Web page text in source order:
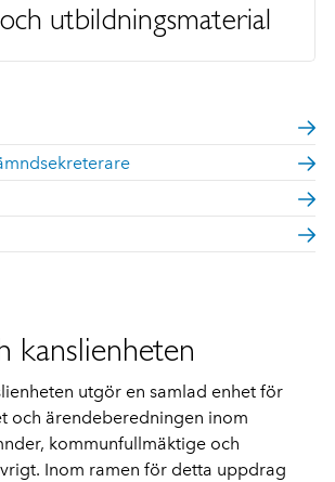
utbildningsmaterial
kanslienheten
utgör en samlad enhet för
och ärendeberedningen inom
kommunfullmäktige och
Inom ramen för detta uppdrag